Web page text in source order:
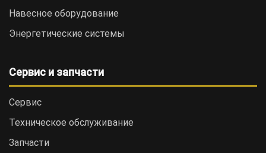
Навесное оборудование
Энергетические системы
Сервис и запчасти
Сервис
Техническое обслуживание
Запчасти